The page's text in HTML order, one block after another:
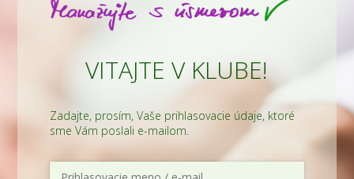
VITAJTE V KLUBE!
Zadajte, prosím, Vaše prihlasovacie údaje, ktoré
sme Vám poslali e-mailom.